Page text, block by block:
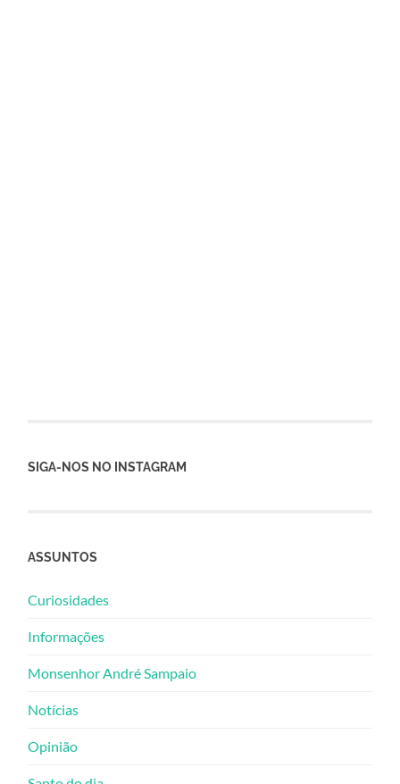
SIGA-NOS NO INSTAGRAM
ASSUNTOS
Curiosidades
Informações
Monsenhor André Sampaio
Notícias
Opinião